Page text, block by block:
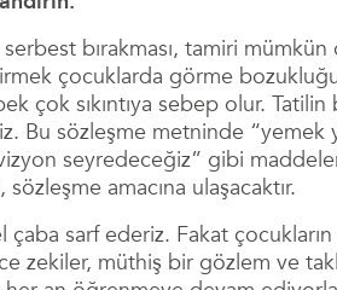
bırakması, tamiri
çocuklarda görme bozukluğu
çok sıkıntıya sebep olur.
Bu sözleşme metninde
seyredeceğiz” gibi
amacına ulaşacaktır.
sarf ederiz. Fakat
zekiler, müthiş bir gözlem ve